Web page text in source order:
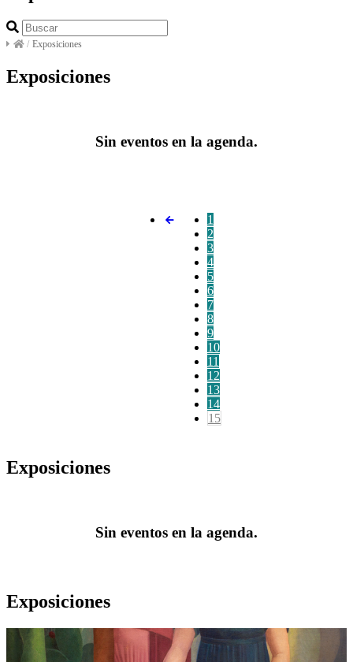
/ Exposiciones
Exposiciones
Sin eventos en la agenda.
1
2
3
4
5
6
7
8
9
10
11
12
13
14
15
Exposiciones
Sin eventos en la agenda.
Exposiciones